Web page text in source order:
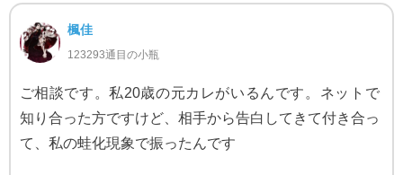
楓佳
123293通目の小瓶
ご相談です。私20歳の元カレがいるんです。ネットで
知り合った方ですけど、相手から告白してきて付き合っ
て、私の蛙化現象で振ったんです